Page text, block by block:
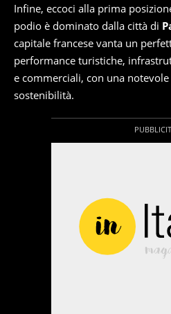
Infine, eccoci alla prima
podio è dominato dalla città di
capitale francese vanta un
performance turistiche,
e commerciali, con una
sostenibilità.